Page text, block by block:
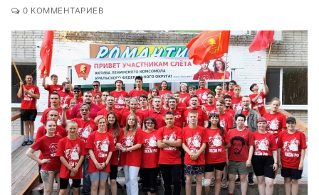
0 КОММЕНТАРИЕВ